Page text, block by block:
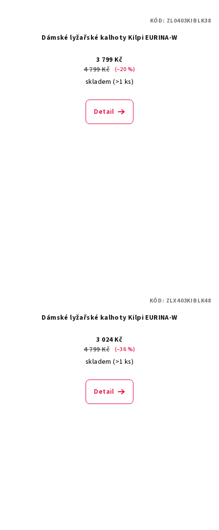
Dámské lyžařské kalhoty Kilpi EURINA-W
3 799 Kč
4 799 Kč
(–20 %)
skladem(>1 ks)
Detail
KÓD: ZL0403KIBLK38
Dámské lyžařské kalhoty Kilpi EURINA-W
3 024 Kč
4 799 Kč
(–36 %)
skladem(>1 ks)
Detail
KÓD: ZLX403KIBLK48